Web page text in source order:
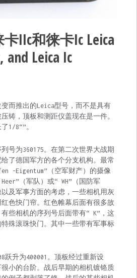
IIc和徕卡Ic Leica
and Leica Ic
而推出的Leica型号，而不是具有
铸，顶板和测距仪盖现在是一件。
1/8“”。
号为360175。在第二次世界大战期
了德国军方的各个分支机构。最常
-Eigentum”（空军财产）的摄像
（军队）或“ WH”（国防军
及军事方面的考虑，一些相机用灰
色快门帘。红色帷幕后面有很多故
些相机的序列号后面带有“ K”，这
殊滚珠快门。其中一些带有军事标
跃升为400001。顶板经过重新设
很小的台阶。战后早期的相机镀铬质